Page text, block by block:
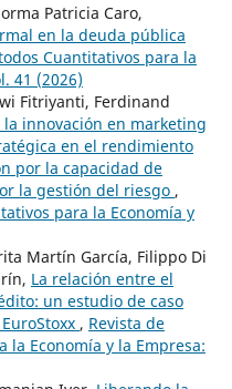
Patricia Caro,
en la deuda pública
Cuantitativos para la
41 (2026)
Fitriyanti, Ferdinand
la innovación en marketing
en el rendimiento
por la capacidad de
la gestión del riesgo ,
para la Economía y
Martín García, Filippo Di
La relación entre el
un estudio de caso
, Revista de
la Economía y la Empresa: